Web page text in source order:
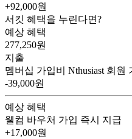
+92,000원
서킷 혜택을 누린다면?
예상 혜택
277,250원
지출
멤버십 가입비
Nthusiast 회원
-39,000원
예상 혜택
웰컴 바우처 가입 즉시 지급
+17,000원